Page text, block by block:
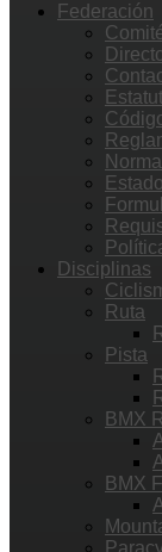
Federación
Disciplinas
Ruta
Pista
BMX
BMX